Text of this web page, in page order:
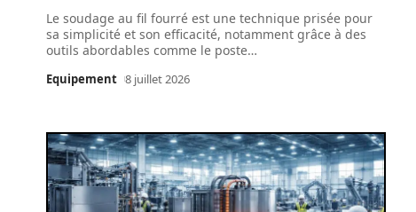
Le soudage au fil fourré est une technique prisée pour
sa simplicité et son efficacité, notamment grâce à des
outils abordables comme le poste…
Equipement 8 juillet 2026